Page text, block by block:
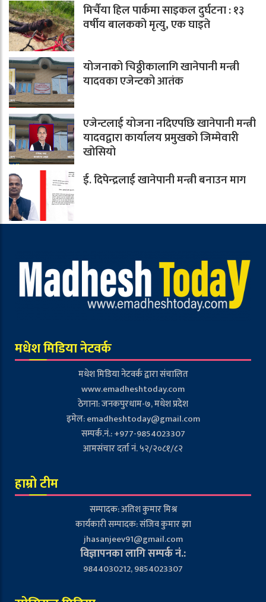
मिर्चैया हिल पार्कमा साइकल दुर्घटना : १३
वर्षीय बालकको मृत्यु, एक घाइते
योजनाको चिठ्ठीकालागि खानेपानी मन्त्री
यादवका एजेन्टको आतंक
एजेन्टलाई योजना नदिएपछि खानेपानी मन्त्री
यादवद्वारा कार्यालय प्रमुखको जिम्मेवारी
खोसियो
ई. दिपेन्द्रलाई खानेपानी मन्त्री बनाउन माग
मधेश मिडिया नेटवर्क
मधेश मिडिया नेटवर्क द्वारा संचालित
www.emadheshtoday.com
ठेगाना: जनकपुरधाम-७, मधेश प्रदेश
इमेल:emadheshtoday@gmail.com
सम्पर्क.नं.: +977-9854023307
आमसंचार दर्ता नं. ५२/२०८१/८२
हाम्रो टीम
सम्पादक: अतिश कुमार मिश्र
कार्यकारी सम्पादक: संजिव कुमार झा
jhasanjeev91@gmail.com
विज्ञापनका लागि सम्पर्क नं.:
9844030212, 9854023307